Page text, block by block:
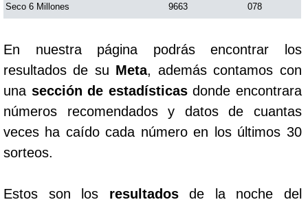
Seco 6 Millones 9663 078
En nuestra página podrás encontrar los
resultados de su Meta, además contamos con
una sección de estadísticasdonde encontrara
números recomendados y datos de cuantas
veces ha caído cada número en los últimos 30
sorteos.
Estos son los resultadosde la noche del